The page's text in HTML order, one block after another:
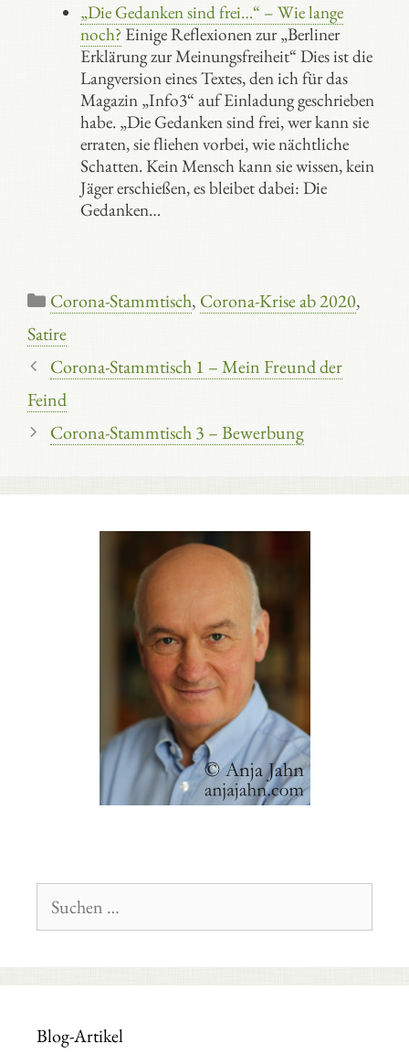
„Die Gedanken sind frei…“ – Wie lange
noch? Einige Reflexionen zur „Berliner
Erklärung zur Meinungsfreiheit“ Dies ist die
Langversion eines Textes, den ich für das
Magazin „Info3“ auf Einladung geschrieben
habe. „Die Gedanken sind frei, wer kann sie
erraten, sie fliehen vorbei, wie nächtliche
Schatten. Kein Mensch kann sie wissen, kein
Jäger erschießen, es bleibet dabei: Die
Gedanken…
Kategorien
Corona-Stammtisch, Corona-Krise ab 2020,
Satire
Corona-Stammtisch 1 – Mein Freund der
Feind
Corona-Stammtisch 3 – Bewerbung
nach:
Blog-Artikel